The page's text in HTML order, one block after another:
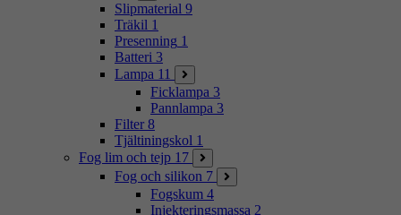
Slipmaterial 9
Träkil 1
Presenning 1
Batteri 3
Lampa 11
Ficklampa 3
Pannlampa 3
Filter 8
Tjältiningskol 1
Fog lim och tejp 17
Fog och silikon 7
Fogskum 4
Injekteringsmassa 2